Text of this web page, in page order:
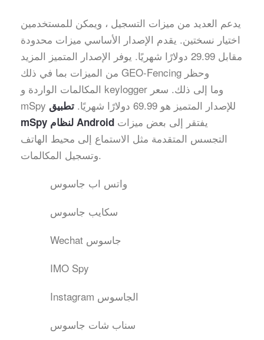
يدعم العديد من ميزات التسجيل ، ويمكن للمستخدمين
اختيار نسختين. يقدم الإصدار الأساسي ميزات محدودة
مقابل 29.99 دولارًا شهريًا. يوفر الإصدار المتميز المزيد
من الميزات بما في ذلك GEO-Fencing وحظر
المكالمات الواردة و keylogger وما إلى ذلك. سعر
mSpy للإصدار المتميز هو 69.99 دولارًا شهريًا.
تطبيق
mSpy لنظام Android
التجسس المتقدمة مثل الاستماع إلى محيط الهاتف
وتسجيل المكالمات.
واتس اب جاسوس
سكايب جاسوس
Wechat جاسوس
IMO Spy
Instagram الجاسوس
سناب شات جاسوس